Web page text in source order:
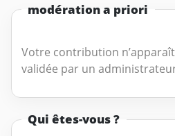
modération a priori
Votre contribution
validée par un
Qui êtes-vous ?